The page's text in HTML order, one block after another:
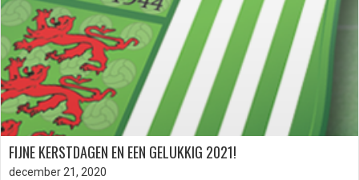
FIJNE KERSTDAGEN EN EEN GELUKKIG 2021!
december 21, 2020